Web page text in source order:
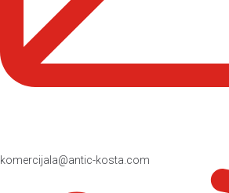
komercijala@antic-kosta.com